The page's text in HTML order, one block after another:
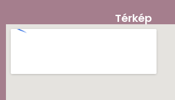
Térkép